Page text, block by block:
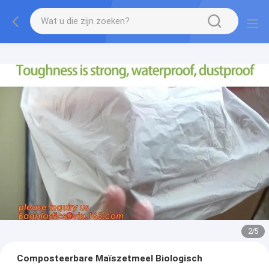
2/5
Composteerbare Maïszetmeel Biologisch